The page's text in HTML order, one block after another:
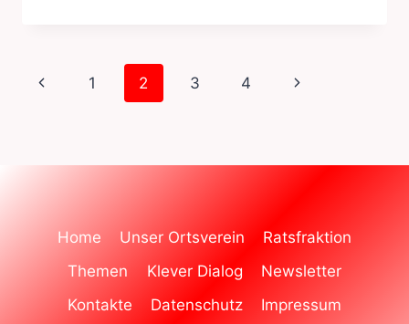
Seitennavigation
Vorherige
1 2 3 4
Nächste
Home Unser Ortsverein
Ratsfraktion
Themen
Klever Dialog
Newsletter
Kontakte
Datenschutz Impressum